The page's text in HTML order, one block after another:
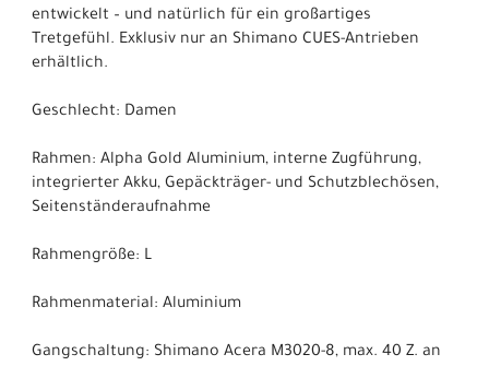
entwickelt – und natürlich für ein großartiges
Tretgefühl. Exklusiv nur an Shimano CUES-Antrieben
erhältlich.
Geschlecht: Damen
Rahmen: Alpha Gold Aluminium, interne Zugführung,
integrierter Akku, Gepäckträger- und Schutzblechösen,
Seitenständeraufnahme
Rahmengröße: L
Rahmenmaterial: Aluminium
Gangschaltung: Shimano Acera M3020-8, max. 40 Z. an